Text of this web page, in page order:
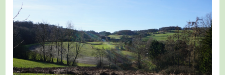
Älteste
Trinkwassertalsperre
Südwestfalens